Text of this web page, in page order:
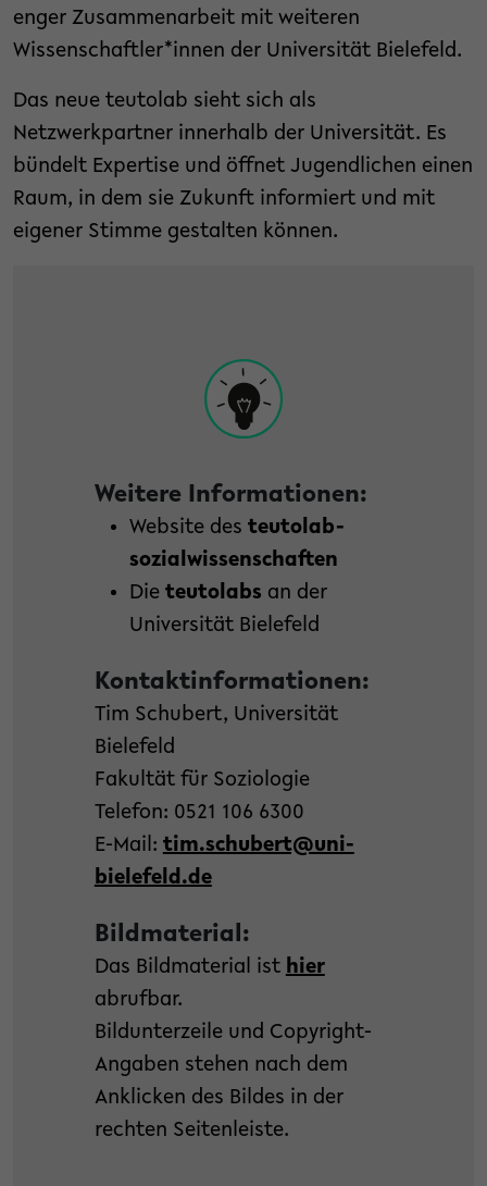
enger Zusammenarbeit mit weiteren
Wissenschaftler*innen der Universität Bielefeld.
Das neue teutolab sieht sich als
Netzwerkpartner innerhalb der Universität. Es
bündelt Expertise und öffnet Jugendlichen einen
Raum, in dem sie Zukunft informiert und mit
eigener Stimme gestalten können.
Weitere Informationen:
Website des teutolab-
sozialwissenschaften
Die teutolabs an der
Universität Bielefeld
Kontaktinformationen:
Tim Schubert, Universität
Bielefeld
Fakultät für Soziologie
Telefon: 0521 106 6300
E-Mail: tim.schubert@uni-
bielefeld.de
Bildmaterial:
Das Bildmaterial ist hier
abrufbar.
Bildunterzeile und Copyright-
Angaben stehen nach dem
Anklicken des Bildes in der
rechten Seitenleiste.